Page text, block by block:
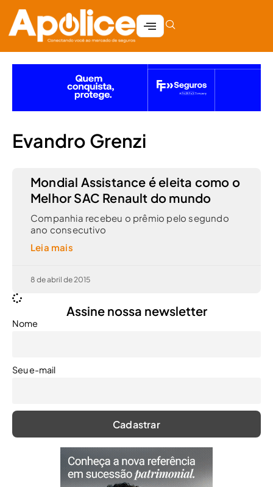
Evandro Grenzi
Mondial Assistance é eleita como o
Melhor SAC Renault do mundo
Companhia recebeu o prêmio pelo segundo
ano consecutivo
Leia mais
8 de abril de 2015
Assine nossa newsletter
Nome
Seu e-mail